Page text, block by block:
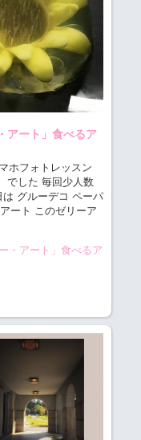
アート」食べるア
ホフォトレッスン
でした 毎回少人数
グルーデコ ペーパ
ート このゼリーア
・アート」食べるア